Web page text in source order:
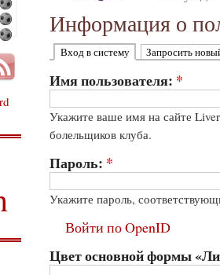
Информация о
Вход в систему Запросить
Имя пользователя: *
Укажите ваше имя на сайте
болельщиков клуба.
Пароль: *
Укажите пароль,
Войти по OpenID
Цвет основной формы